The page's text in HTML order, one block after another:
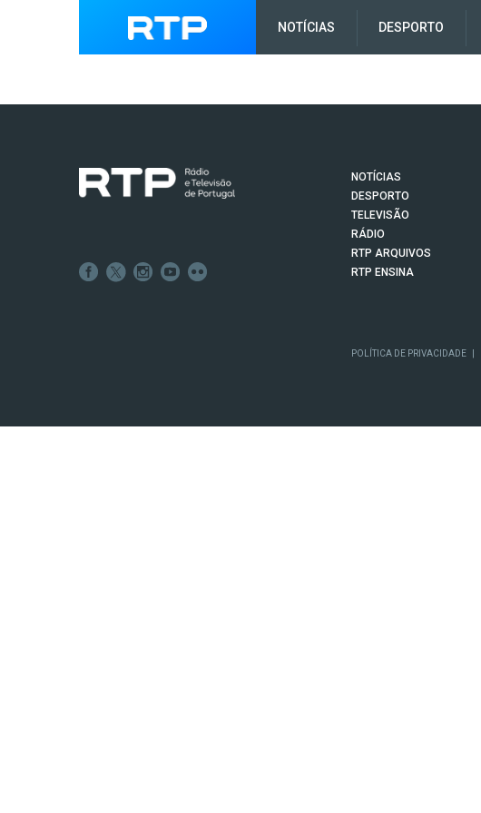
NOTÍCIAS DESPORTO
NOTÍCIAS
DESPORTO
TELEVISÃO
RÁDIO
RTP ARQUIVOS
RTP ENSINA
POLÍTICA DE PRIVACIDADE